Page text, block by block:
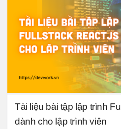
Tài liệu bài tập lập trình
dành cho lập trình viên